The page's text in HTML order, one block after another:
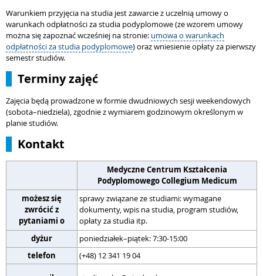
Warunkiem przyjęcia na studia jest zawarcie z uczelnią umowy o
warunkach odpłatności za studia podyplomowe (ze wzorem umowy
można się zapoznać wcześniej na stronie: umowa o warunkach
odpłatności za studia podyplomowe) oraz wniesienie opłaty za pierwszy
semestr studiów.
Terminy zajęć
Zajęcia będą prowadzone w formie dwudniowych sesji weekendowych
(sobota–niedziela), zgodnie z wymiarem godzinowym określonym w
planie studiów.
Kontakt
Medyczne Centrum Kształcenia
Podyplomowego Collegium Medicum
możesz się
zwrócić z
pytaniami o
sprawy związane ze studiami: wymagane
dokumenty, wpis na studia, program studiów,
opłaty za studia itp.
dyżur poniedziałek–piątek: 7:30-15:00
telefon
(+48) 12 341 19 04